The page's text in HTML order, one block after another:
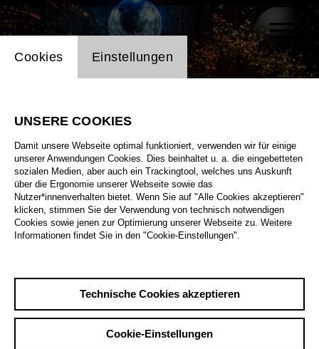
Einstellung Website Cookie
Cookies Einstellungen
UNSERE COOKIES
Damit unsere Webseite optimal funktioniert, verwenden wir für einige
unserer Anwendungen Cookies. Dies beinhaltet u. a. die eingebetteten
sozialen Medien, aber auch ein Trackingtool, welches uns Auskunft
über die Ergonomie unserer Webseite sowie das
Nutzer*innenverhalten bietet. Wenn Sie auf "Alle Cookies akzeptieren"
klicken, stimmen Sie der Verwendung von technisch notwendigen
Cookies sowie jenen zur Optimierung unserer Webseite zu. Weitere
Informationen findet Sie in den "Cookie-Einstellungen".
Technische Cookies akzeptieren
Cookie-Einstellungen